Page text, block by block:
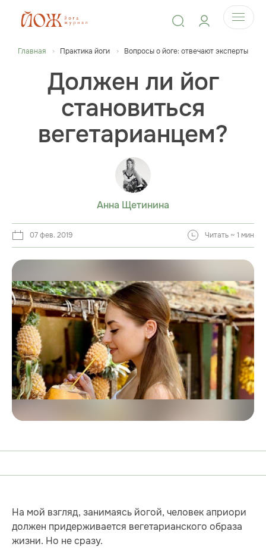
Главная Практика йоги Вопросы о йоге: отвечают эксперты
Должен ли йог
становиться
вегетарианцем?
Анна Щетинина
07 фев. 2019 Читать ~ 1 мин
На мой взгляд, занимаясь йогой, человек априори
должен придерживается вегетарианского образа
жизни. Но не сразу.